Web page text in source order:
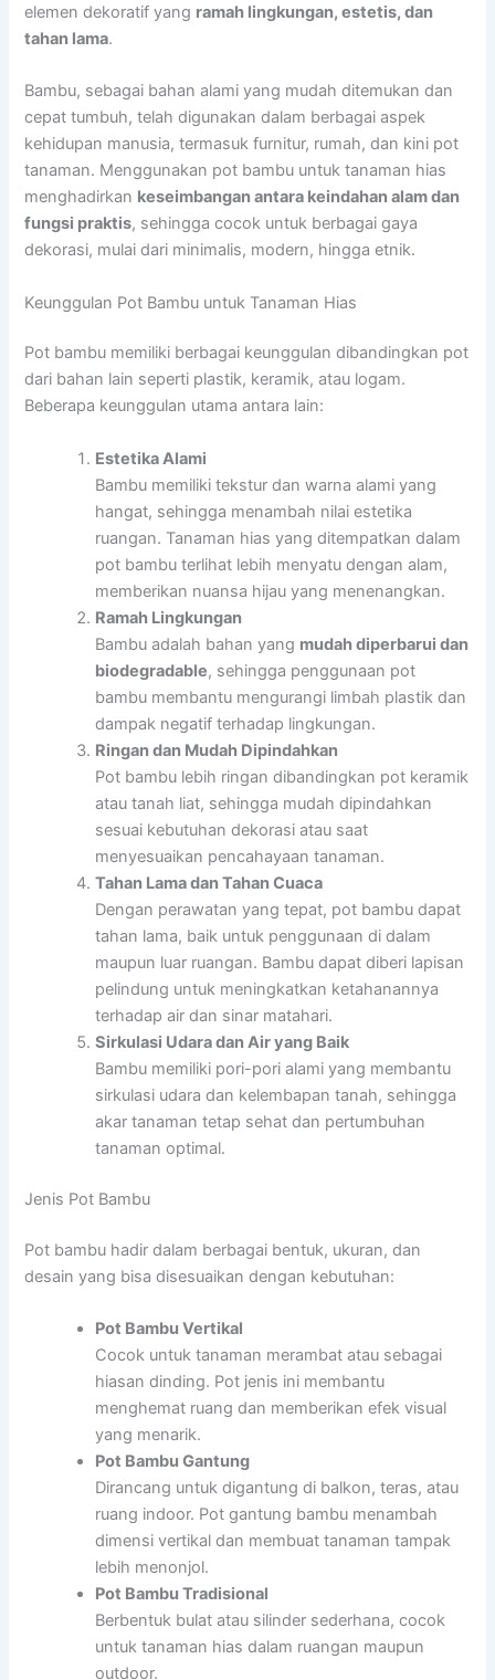
elemen dekoratif yang ramah lingkungan, estetis, dan
tahan lama.
Bambu, sebagai bahan alami yang mudah ditemukan dan
cepat tumbuh, telah digunakan dalam berbagai aspek
kehidupan manusia, termasuk furnitur, rumah, dan kini pot
tanaman. Menggunakan pot bambu untuk tanaman hias
menghadirkan keseimbangan antara keindahan alam dan
fungsi praktis, sehingga cocok untuk berbagai gaya
dekorasi, mulai dari minimalis, modern, hingga etnik.
Keunggulan Pot Bambu untuk Tanaman Hias
Pot bambu memiliki berbagai keunggulan dibandingkan pot
dari bahan lain seperti plastik, keramik, atau logam.
Beberapa keunggulan utama antara lain:
Estetika Alami
Bambu memiliki tekstur dan warna alami yang
hangat, sehingga menambah nilai estetika
ruangan. Tanaman hias yang ditempatkan dalam
pot bambu terlihat lebih menyatu dengan alam,
memberikan nuansa hijau yang menenangkan.
Ramah Lingkungan
Bambu adalah bahan yang mudah diperbarui dan
biodegradable, sehingga penggunaan pot
bambu membantu mengurangi limbah plastik dan
dampak negatif terhadap lingkungan.
Ringan dan Mudah Dipindahkan
Pot bambu lebih ringan dibandingkan pot keramik
atau tanah liat, sehingga mudah dipindahkan
sesuai kebutuhan dekorasi atau saat
menyesuaikan pencahayaan tanaman.
Tahan Lama dan Tahan Cuaca
Dengan perawatan yang tepat, pot bambu dapat
tahan lama, baik untuk penggunaan di dalam
maupun luar ruangan. Bambu dapat diberi lapisan
pelindung untuk meningkatkan ketahanannya
terhadap air dan sinar matahari.
Sirkulasi Udara dan Air yang Baik
Bambu memiliki pori-pori alami yang membantu
sirkulasi udara dan kelembapan tanah, sehingga
akar tanaman tetap sehat dan pertumbuhan
tanaman optimal.
Jenis Pot Bambu
Pot bambu hadir dalam berbagai bentuk, ukuran, dan
desain yang bisa disesuaikan dengan kebutuhan:
Pot Bambu Vertikal
Cocok untuk tanaman merambat atau sebagai
hiasan dinding. Pot jenis ini membantu
menghemat ruang dan memberikan efek visual
yang menarik.
Pot Bambu Gantung
Dirancang untuk digantung di balkon, teras, atau
ruang indoor. Pot gantung bambu menambah
dimensi vertikal dan membuat tanaman tampak
lebih menonjol.
Pot Bambu Tradisional
Berbentuk bulat atau silinder sederhana, cocok
untuk tanaman hias dalam ruangan maupun
outdoor.